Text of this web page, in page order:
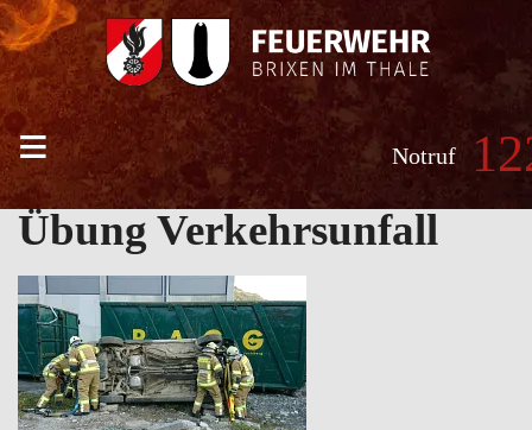
≡ Notruf
Übung Verkehrsunfall